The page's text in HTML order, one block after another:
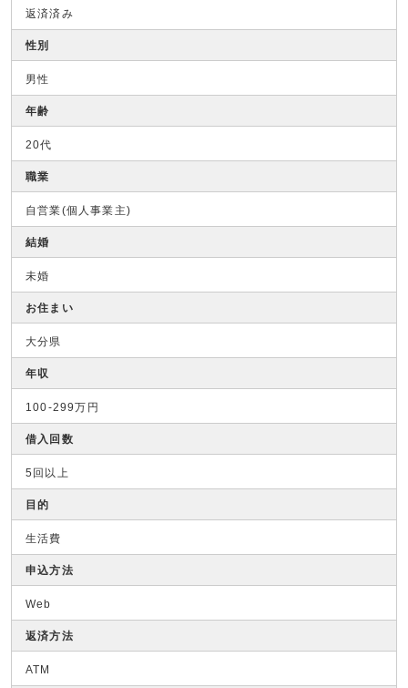
返済済み
性別
男性
年齢
20代
職業
自営業(個人事業主)
結婚
未婚
お住まい
大分県
年収
100-299万円
借入回数
5回以上
目的
生活費
申込方法
Web
返済方法
ATM